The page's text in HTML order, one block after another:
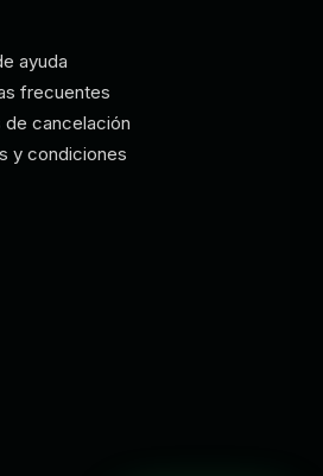
ayuda
frecuentes
de cancelación
y condiciones